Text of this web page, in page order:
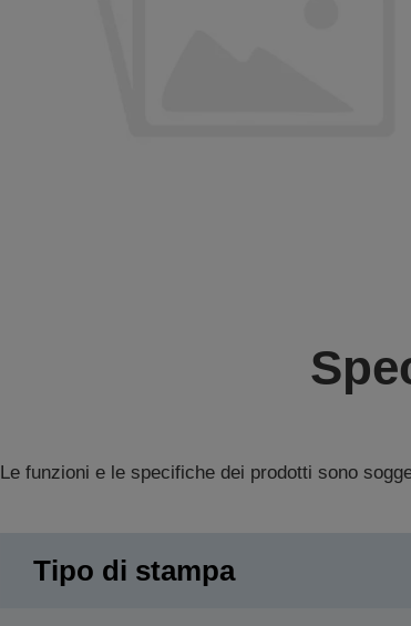
Le funzioni e le specifiche dei prodotti sono
Tipo di stampa